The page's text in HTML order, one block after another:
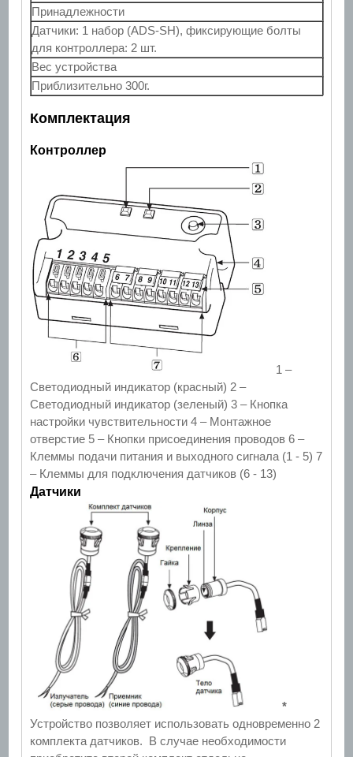
Принадлежности
Датчики: 1 набор (ADS-SH), фиксирующие болты
для контроллера: 2 шт.
Вес устройства
Приблизительно 300г.
Комплектация
Контроллер
1 –
Светодиодный индикатор (красный) 2 –
Светодиодный индикатор (зеленый) 3 – Кнопка
настройки чувствительности 4 – Монтажное
отверстие 5 – Кнопки присоединения проводов 6 –
Клеммы подачи питания и выходного сигнала (1 - 5) 7
– Клеммы для подключения датчиков (6 - 13)
Датчики
*
Устройство позволяет использовать одновременно 2
комплекта датчиков. В случае необходимости